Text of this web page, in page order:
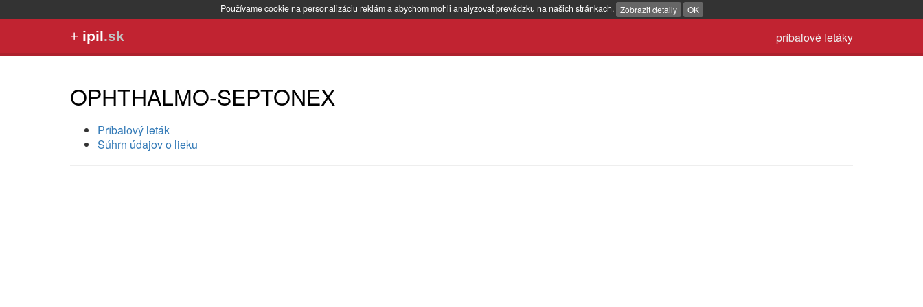
Používame cookie na personalizáciu reklám a abychom mohli analyzovať prevádzku na našich stránkach. Zobrazit detaily OK
príbalové letáky
+ ipil.sk
OPHTHALMO-SEPTONEX
Príbalový leták
Súhrn údajov o lieku